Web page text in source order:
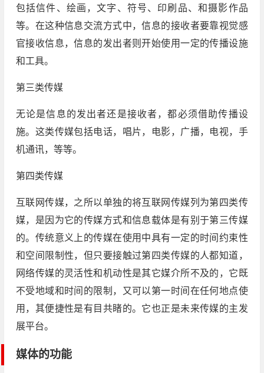
包括信件、绘画，文字、符号、印刷品、和摄影作品
等。在这种信息交流方式中，信息的接收者要靠视觉感
官接收信息，信息的发出者则开始使用一定的传播设施
和工具。
第三类传媒
无论是信息的发出者还是接收者，都必须借助传播设
施。这类传媒包括电话，唱片，电影，广播，电视，手
机通讯，等等。
第四类传媒
互联网传媒，之所以单独的将互联网传媒列为第四类传
媒，是因为它的传媒方式和信息载体是有别于第三传媒
的。传统意义上的传媒在使用中具有一定的时间约束性
和空间限制性，但只要接触过第四类传媒的人都知道，
网络传媒的灵活性和机动性是其它媒介所不及的，它既
不受地域和时间的限制，又可以第一时间在任何地点使
用，其便捷性是有目共睹的。它也正是未来传媒的主发
展平台。
媒体的功能